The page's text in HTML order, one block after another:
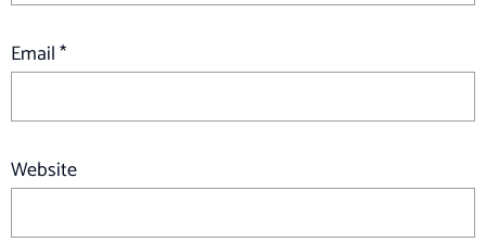
Email*
Website